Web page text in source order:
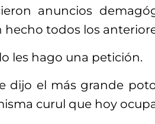
anuncios
todos los
les hago una petición.
dijo el más grande
curul que hoy